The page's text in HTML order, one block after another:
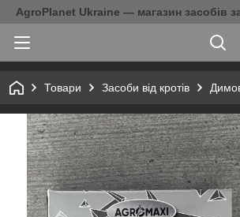
AgroPlanet Ukraine — магазин засобів
Товари Засоби від кротів